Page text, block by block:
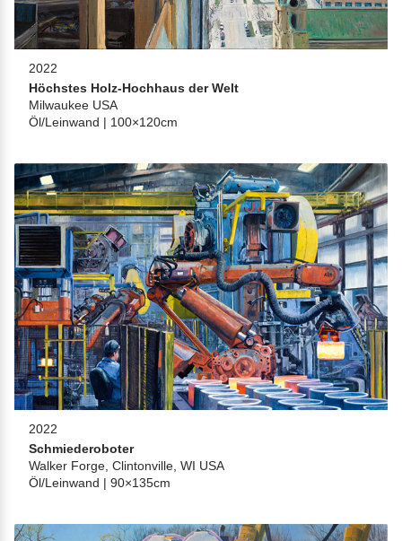
2022
Höchstes Holz-Hochhaus der Welt
Milwaukee USA
Öl/Leinwand | 100×120cm
2022
Schmiederoboter
Walker Forge, Clintonville, WI USA
Öl/Leinwand | 90×135cm